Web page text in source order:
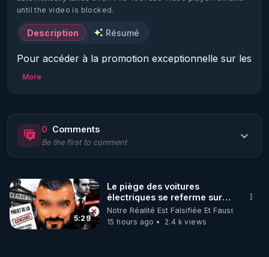
until the video is blocked.
Description Résumé
Pour accéder à la promotion exceptionnelle sur les
formations jusqu'à - 50%:
________________
Dominique Guyaux :
▶ https://alimentationsensorielle.fr/
Raphaël Colicci :
▶ https://www.oleatherm.com/
Myriam & Jacky Boisset :
More
0 Comments
Be the first to comment
5:29
Le piège des voitures
électriques se referme sur
les usagers !
Notre Réalité Est Falsifiée Et Fausse
15 hours ago
2.4 k views